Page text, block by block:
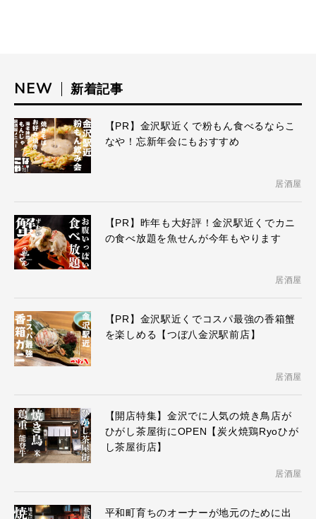
NEW 新着記事
【PR】金沢駅近くで粉もん食べるならこ
なや！忘新年会にもおすすめ
居酒屋
【PR】昨年も大好評！金沢駅近くでカニ
の食べ放題を魚せんが今年もやります
居酒屋
【PR】金沢駅近くでコスパ最強の香箱蟹
を楽しめる【つぼ八金沢駅前店】
居酒屋
【開店特集】金沢でに人気の焼き鳥店が
ひがし茶屋街にOPEN【炭火焼鶏Ryoひが
し茶屋街店】
居酒屋
平和町育ちのオーナーが地元のために出